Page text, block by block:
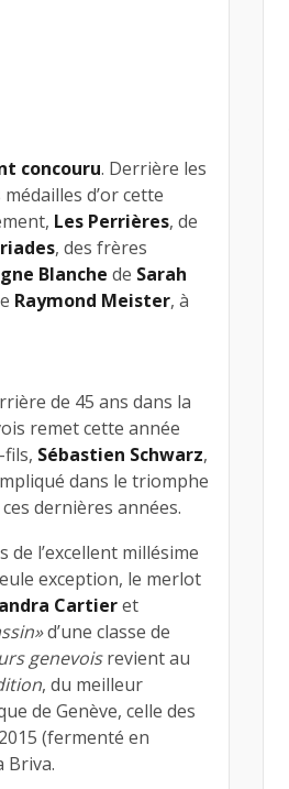
concouru. Derrière les
d’or cette
Les Perrières, de
, des frères
Blanche de Sarah
Raymond Meister, à
de 45 ans dans la
remet cette année
fils, Sébastien Schwarz,
dans le triomphe
ces dernières années.
l’excellent millésime
exception, le merlot
Cartieret
d’une classe de
genevoisrevient au
, du meilleur
de Genève, celle des
(fermenté en
Briva.